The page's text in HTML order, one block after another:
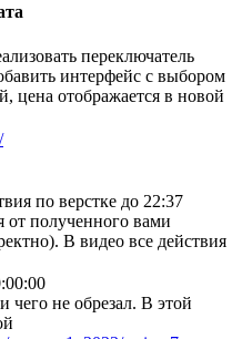
переключатель
интерфейс с выбором
цена отображается в новой
по верстке до 22:37
от полученного вами
В видео все действия
не обрезал. В этой